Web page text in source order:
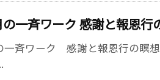
一斉ワーク 感謝と報恩行
一斉ワーク 感謝と報恩行の瞑